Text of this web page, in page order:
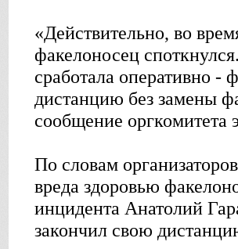
«Действительно, во
факелоносец
сработала оперативно -
дистанцию без замены
сообщение
По словам
вреда здоровью
инцидента Анатолий
закончил свою